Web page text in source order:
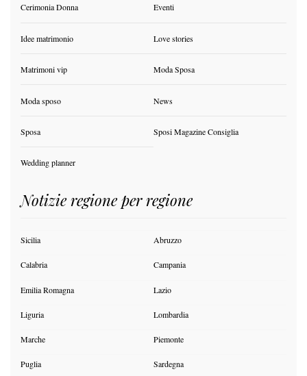
Cerimonia Donna Eventi
Idee matrimonio Love stories
Matrimoni vip Moda Sposa
Moda sposo News
Sposa Sposi Magazine Consiglia
Wedding planner
Notizie regione per regione
Sicilia Abruzzo
Calabria Campania
Emilia Romagna Lazio
Liguria Lombardia
Marche Piemonte
Puglia Sardegna